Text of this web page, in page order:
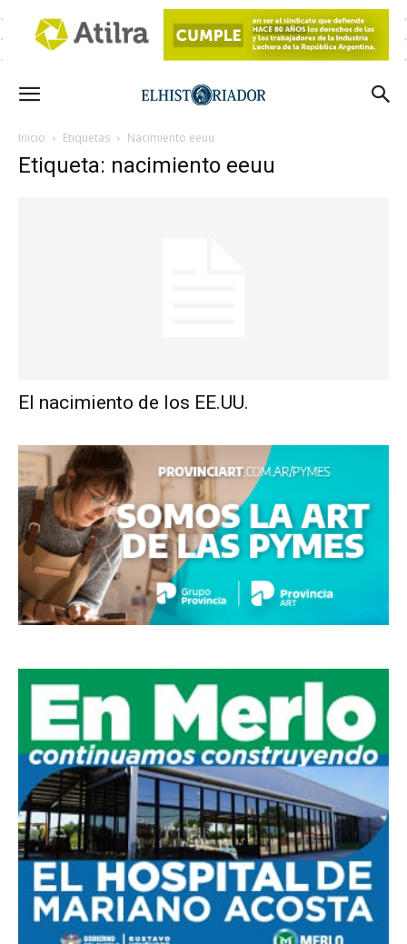
Inicio Etiquetas Nacimiento eeuu
Etiqueta: nacimiento eeuu
El nacimiento de los EE.UU.